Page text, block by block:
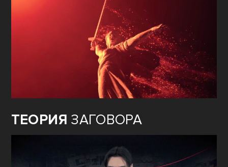
ТЕОРИЯ ЗАГОВОРА